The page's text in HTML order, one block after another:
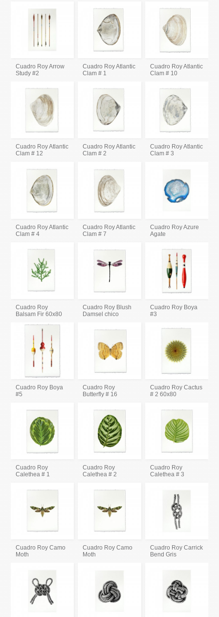
Cuadro Roy Arrow
Study #2
Cuadro Roy Atlantic
Clam # 1
Cuadro Roy Atlantic
Clam # 10
Cuadro Roy Atlantic
Clam # 12
Cuadro Roy Atlantic
Clam # 2
Cuadro Roy Atlantic
Clam # 3
Cuadro Roy Atlantic
Clam # 4
Cuadro Roy Atlantic
Clam # 7
Cuadro Roy Azure
Agate
Cuadro Roy
Balsam Fir 60x80
Cuadro Roy Blush
Damsel chico
Cuadro Roy Boya
#3
Cuadro Roy Boya
#5
Cuadro Roy
Butterfly # 16
Cuadro Roy Cactus
# 2 60x80
Cuadro Roy
Calethea # 1
Cuadro Roy
Calethea # 2
Cuadro Roy
Calethea # 3
Cuadro Roy Camo
Moth
Cuadro Roy Camo
Moth
Cuadro Roy Carrick
Bend Gris